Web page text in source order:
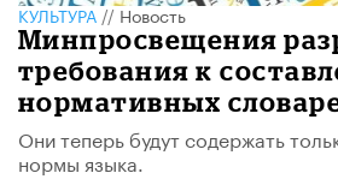
КУЛЬТУРА//Новость
Минпросвещения
требования к
нормативных
Они теперь будут содержать
нормы языка.